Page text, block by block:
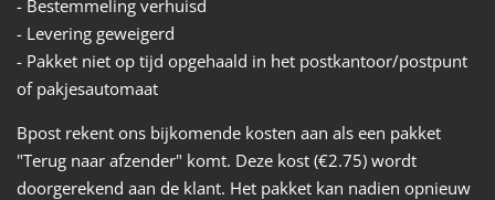
- Bestemmeling verhuisd
- Levering geweigerd
- Pakket niet op tijd opgehaald in het postkantoor/postpunt
of pakjesautomaat
Bpost rekent ons bijkomende kosten aan als een pakket
"Terug naar afzender" komt. Deze kost (€2.75) wordt
doorgerekend aan de klant. Het pakket kan nadien opnieuw